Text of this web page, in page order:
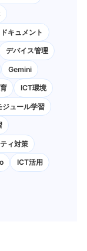
キュメント
デバイス管理
Gemini
ICT環境
ジュール学習
ィ対策
ICT活用